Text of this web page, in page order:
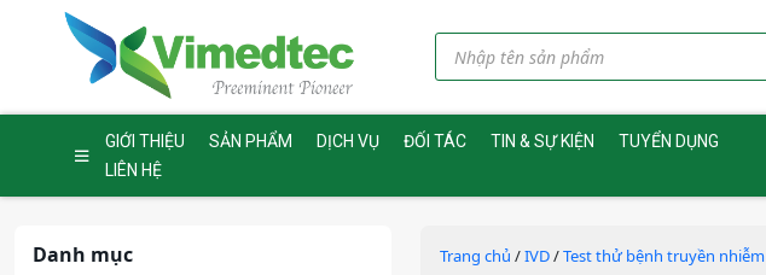
GIỚI THIỆU SẢN PHẨM DỊCH VỤ ĐỐI TÁC TIN & SỰ KIỆN
TUYỂN DỤNG
LIÊN HỆ
Danh mục Trang chủ /IVD/Test thử bệnh truyền nhiễm